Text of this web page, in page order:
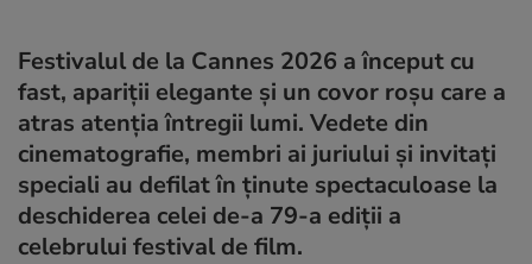
Festivalul de la Cannes 2026 a început cu
fast, apariții elegante și un covor roșu care a
atras atenția întregii lumi. Vedete din
cinematografie, membri ai juriului și invitați
speciali au defilat în ținute spectaculoase la
deschiderea celei de-a 79-a ediții a
celebrului festival de film.